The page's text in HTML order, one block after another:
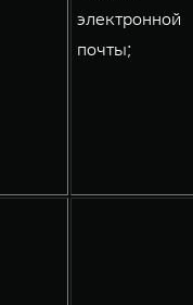
электронной
почты;